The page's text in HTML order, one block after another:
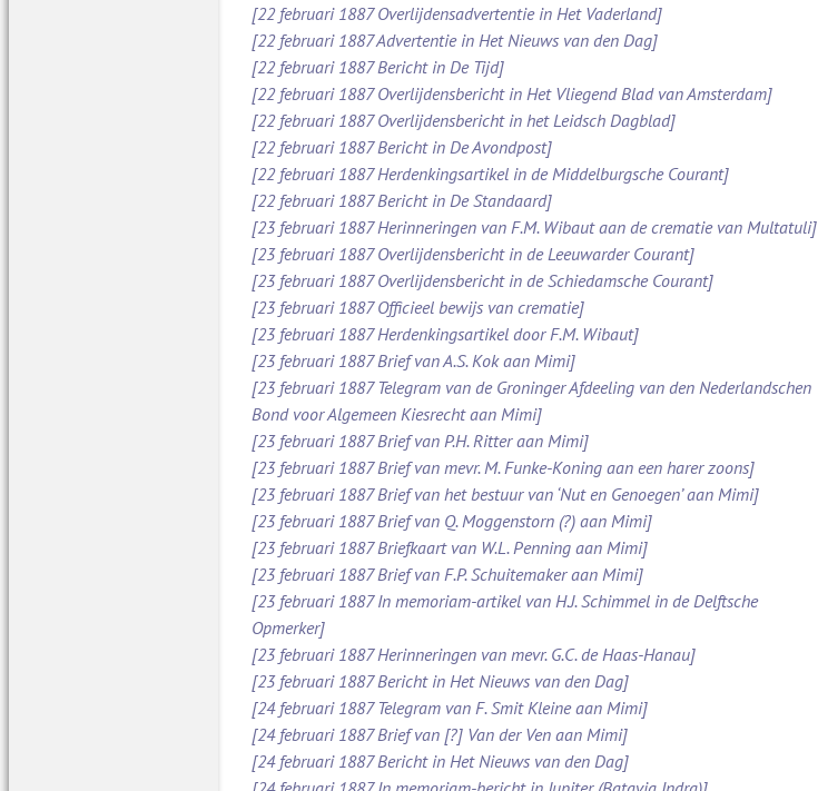
[22 februari 1887 Overlijdensadvertentie in Het Vaderland]
[22 februari 1887 Advertentie in Het Nieuws van den Dag]
[22 februari 1887 Bericht in De Tijd]
[22 februari 1887 Overlijdensbericht in Het Vliegend Blad van Amsterdam]
[22 februari 1887 Overlijdensbericht in het Leidsch Dagblad]
[22 februari 1887 Bericht in De Avondpost]
[22 februari 1887 Herdenkingsartikel in de Middelburgsche Courant]
[22 februari 1887 Bericht in De Standaard]
[23 februari 1887 Herinneringen van F.M. Wibaut aan de crematie van Multatuli]
[23 februari 1887 Overlijdensbericht in de Leeuwarder Courant]
[23 februari 1887 Overlijdensbericht in de Schiedamsche Courant]
[23 februari 1887 Officieel bewijs van crematie]
[23 februari 1887 Herdenkingsartikel door F.M. Wibaut]
[23 februari 1887 Brief van A.S. Kok aan Mimi]
[23 februari 1887 Telegram van de Groninger Afdeeling van den Nederlandschen
Bond voor Algemeen Kiesrecht aan Mimi]
[23 februari 1887 Brief van P.H. Ritter aan Mimi]
[23 februari 1887 Brief van mevr. M. Funke-Koning aan een harer zoons]
[23 februari 1887 Brief van het bestuur van ‘Nut en Genoegen’ aan Mimi]
[23 februari 1887 Brief van Q. Moggenstorn (?) aan Mimi]
[23 februari 1887 Briefkaart van W.L. Penning aan Mimi]
[23 februari 1887 Brief van F.P. Schuitemaker aan Mimi]
[23 februari 1887 In memoriam-artikel van H.J. Schimmel in de Delftsche
Opmerker]
[23 februari 1887 Herinneringen van mevr. G.C. de Haas-Hanau]
[23 februari 1887 Bericht in Het Nieuws van den Dag]
[24 februari 1887 Telegram van F. Smit Kleine aan Mimi]
[24 februari 1887 Brief van [?] Van der Ven aan Mimi]
[24 februari 1887 Bericht in Het Nieuws van den Dag]